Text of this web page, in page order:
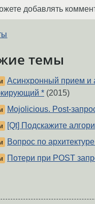
добавлять
темы
Асинхронный прием и
* (2015)
Mojolicious. Post-
[Qt] Подскажите
Вопрос по
Потери при POST